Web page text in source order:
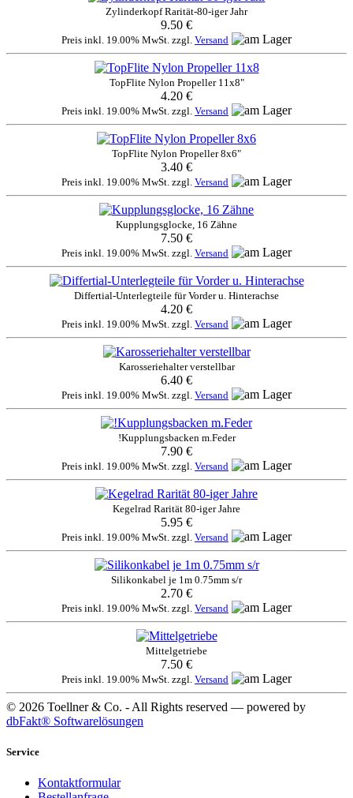
Zylinderkopf Rarität-80-iger Jahr
9.50 €
Preis inkl. 19.00% MwSt. zzgl. Versand
TopFlite Nylon Propeller 11x8"
4.20 €
Preis inkl. 19.00% MwSt. zzgl. Versand
TopFlite Nylon Propeller 8x6"
3.40 €
Preis inkl. 19.00% MwSt. zzgl. Versand
Kupplungsglocke, 16 Zähne
7.50 €
Preis inkl. 19.00% MwSt. zzgl. Versand
Differtial-Unterlegteile für Vorder u. Hinterachse
4.20 €
Preis inkl. 19.00% MwSt. zzgl. Versand
Karosseriehalter verstellbar
6.40 €
Preis inkl. 19.00% MwSt. zzgl. Versand
!Kupplungsbacken m.Feder
7.90 €
Preis inkl. 19.00% MwSt. zzgl. Versand
Kegelrad Rarität 80-iger Jahre
5.95 €
Preis inkl. 19.00% MwSt. zzgl. Versand
Silikonkabel je 1m 0.75mm s/r
2.70 €
Preis inkl. 19.00% MwSt. zzgl. Versand
Mittelgetriebe
7.50 €
Preis inkl. 19.00% MwSt. zzgl. Versand
© 2026 Toellner & Co. - All Rights reserved — powered by
dbFakt® Softwarelösungen
Service
Kontaktformular